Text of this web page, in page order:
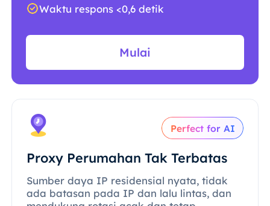
Waktu respons <0,6 detik
Mulai
Perfect for AI
Proxy Perumahan Tak Terbatas
Sumber daya IP residensial nyata, tidak
ada batasan pada IP dan lalu lintas, dan